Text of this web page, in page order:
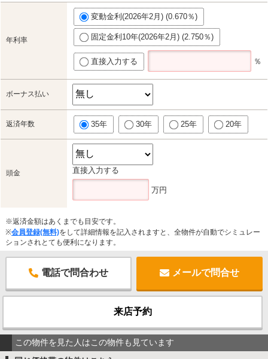
年利率
変動金利(2026年2月) (0.670％)
固定金利10年(2026年2月) (2.750％)
直接入力する ％
ボーナス払い
返済年数 35年 30年 25年 20年
頭金 直接入力する
万円
※返済金額はあくまでも目安です。
※会員登録(無料)をして詳細情報を記入されますと、全物件が自動でシミュレー
ションされとても便利になります。
電話で問合わせ メールで問合せ
来店予約
この物件を見た人はこの物件も見ています